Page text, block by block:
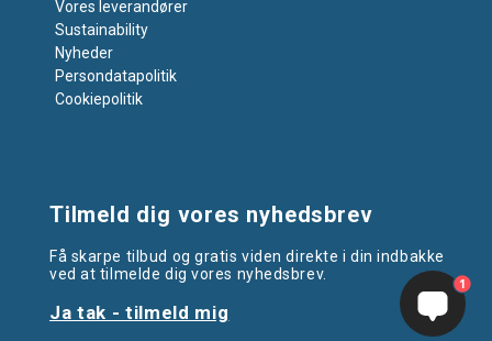
Vores leverandører
Sustainability
Nyheder
Persondatapolitik
Cookiepolitik
Tilmeld dig vores nyhedsbrev
Få skarpe tilbud og gratis viden direkte i din indbakke
ved at tilmelde dig vores nyhedsbrev.
Ja tak - tilmeld mig
1